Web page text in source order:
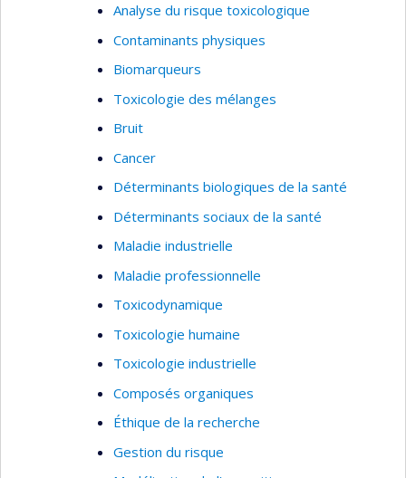
Analyse du risque toxicologique
Contaminants physiques
Biomarqueurs
Toxicologie des mélanges
Bruit
Cancer
Déterminants biologiques de la santé
Déterminants sociaux de la santé
Maladie industrielle
Maladie professionnelle
Toxicodynamique
Toxicologie humaine
Toxicologie industrielle
Composés organiques
Éthique de la recherche
Gestion du risque